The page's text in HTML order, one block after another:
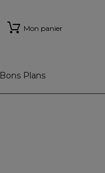
Mon panier
Bons Plans